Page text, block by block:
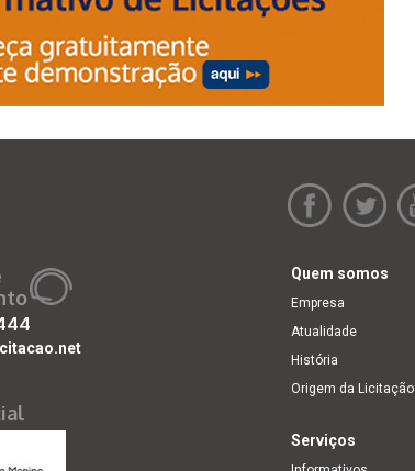
Quem somos
Empresa
Atualidade
História
Origem da Licitação
Serviços